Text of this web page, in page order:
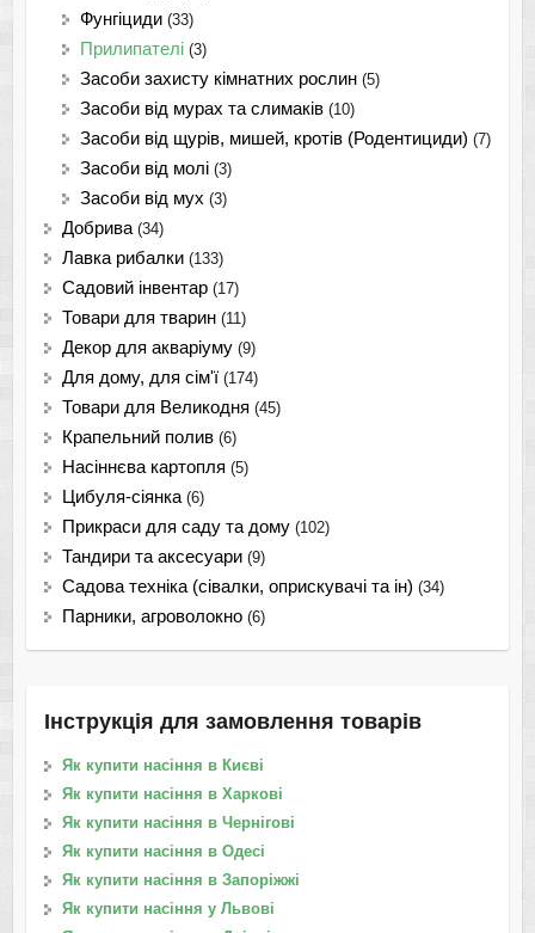
Фунгіциди (33)
Прилипателі (3)
Засоби захисту кімнатних рослин (5)
Засоби від мурах та слимаків (10)
Засоби від щурів, мишей, кротів (Родентициди) (7)
Засоби від молі (3)
Засоби від мух (3)
Добрива (34)
Лавка рибалки (133)
Садовий інвентар (17)
Товари для тварин (11)
Декор для акваріуму (9)
Для дому, для сім'ї (174)
Товари для Великодня (45)
Крапельний полив (6)
Насіннєва картопля (5)
Цибуля-сіянка (6)
Прикраси для саду та дому (102)
Тандири та аксесуари (9)
Садова техніка (сівалки, оприскувачі та ін) (34)
Парники, агроволокно (6)
Інструкція для замовлення товарів
Як купити насіння в Києві
Як купити насіння в Харкові
Як купити насіння в Чернігові
Як купити насіння в Одесі
Як купити насіння в Запоріжжі
Як купити насіння у Львові